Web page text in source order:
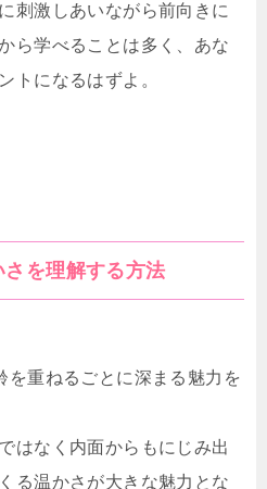
刺激しあいながら前向きに
ら学べることは多く、あな
トになるはずよ。
を理解する方法
を重ねるごとに深まる魅力を
はなく内面からもにじみ出
る温かさが大きな魅力とな